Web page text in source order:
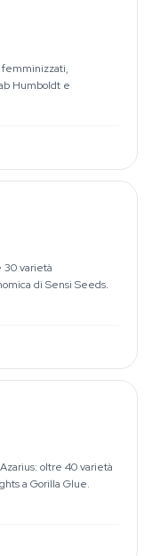
femminizzati,
Humboldt e
30 varietà
di Sensi Seeds.
oltre 40 varietà
a Gorilla Glue.